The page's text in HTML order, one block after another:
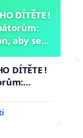
DÍTĚTE !
aby se
DÍTĚTE !
se